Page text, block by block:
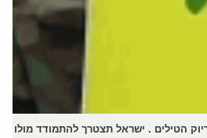
הטילים . ישראל תצטרך להתמודד מולו